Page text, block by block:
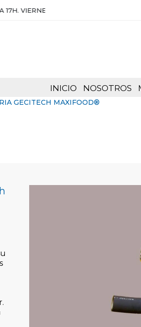
DE 8:30 A 15H
INICIO NOSOTROS
GECITECH MAXIFOOD®